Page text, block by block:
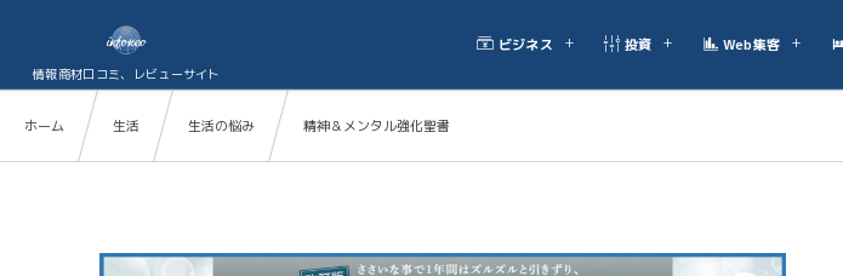
情報商材口コミ、レビューサイト
ビジネス 投資 Web集客
ホーム 生活 生活の悩み 精神＆メンタル強化聖書